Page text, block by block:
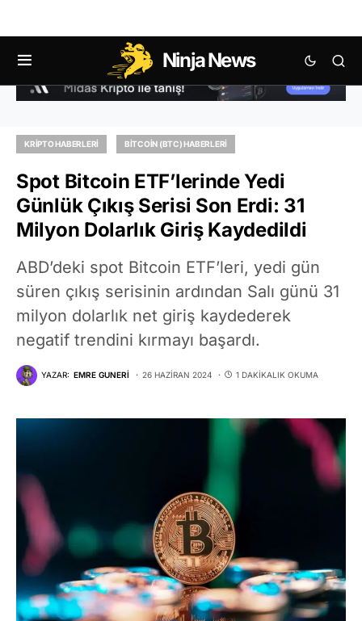
Ninja News
KRIPTO HABERLERI BITCOIN (BTC) HABERLERI
Spot Bitcoin ETF’lerinde Yedi
Günlük Çıkış Serisi Son Erdi: 31
Milyon Dolarlık Giriş Kaydedildi
ABD’deki spot Bitcoin ETF’leri, yedi gün
süren çıkış serisinin ardından Salı günü 31
milyon dolarlık net giriş kaydederek
negatif trendini kırmayı başardı.
YAZAR: EMRE GUNERI 26 HAZIRAN 2024 1 DAKIKALIK OKUMA